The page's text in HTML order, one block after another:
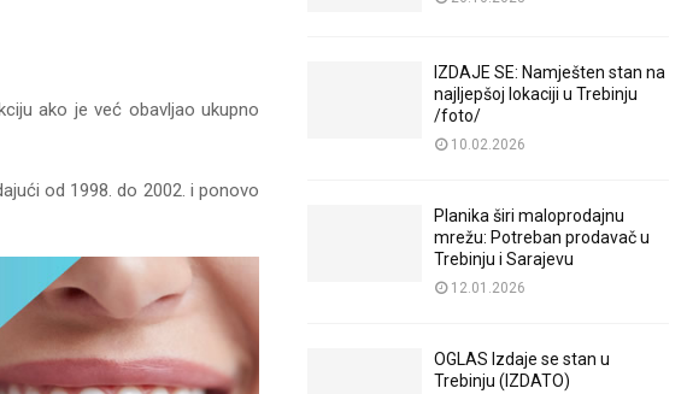
ako je već obavljao ukupno
od 1998. do 2002. i ponovo
IZDAJE SE: Namješten stan na
najljepšoj lokaciji u Trebinju
/foto/
10.02.2026
Planika širi maloprodajnu
mrežu: Potreban prodavač u
Trebinju i Sarajevu
12.01.2026
OGLAS Izdaje se stan u
Trebinju (IZDATO)